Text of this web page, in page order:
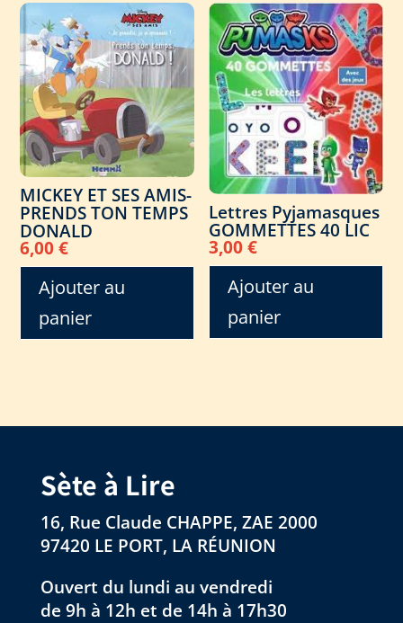
MICKEY ET SES AMIS-
PRENDS TON TEMPS
DONALD
6,00€
Ajouter au
panier
Lettres Pyjamasques
GOMMETTES 40 LIC
3,00€
Ajouter au
panier
Sète à Lire
16, Rue Claude CHAPPE, ZAE 2000
97420 LE PORT, LA RÉUNION
Ouvert du lundi au vendredi
de 9h à 12h et de 14h à 17h30